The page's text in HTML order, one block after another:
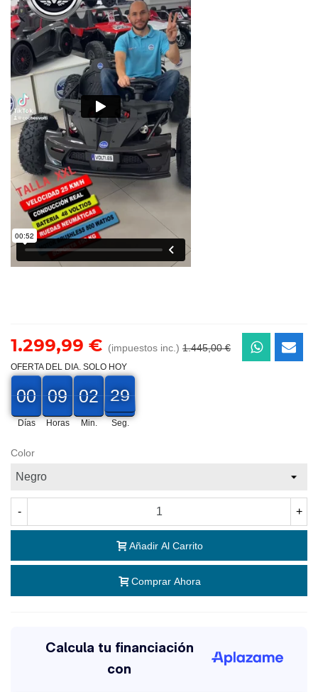
1.299,99 € (impuestos inc.) 1.445,00 €
OFERTA DEL DIA. SOLO HOY
00
00
00
Días
09
09
00
Horas
02
02
00
Min.
27
27
28
Seg.
Color
- +
Añadir Al Carrito
Comprar Ahora